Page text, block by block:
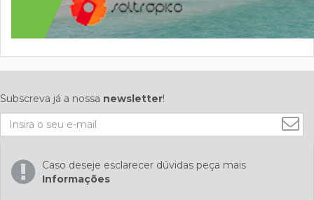
Subscreva já a nossa newsletter!
Caso deseje esclarecer dúvidas peça mais
Informações